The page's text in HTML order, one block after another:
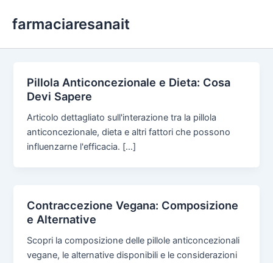
farmaciaresanait
Pillola Anticoncezionale e Dieta: Cosa
Devi Sapere
Articolo dettagliato sull'interazione tra la pillola
anticoncezionale, dieta e altri fattori che possono
influenzarne l'efficacia. […]
Contraccezione Vegana: Composizione
e Alternative
Scopri la composizione delle pillole anticoncezionali
vegane, le alternative disponibili e le considerazioni